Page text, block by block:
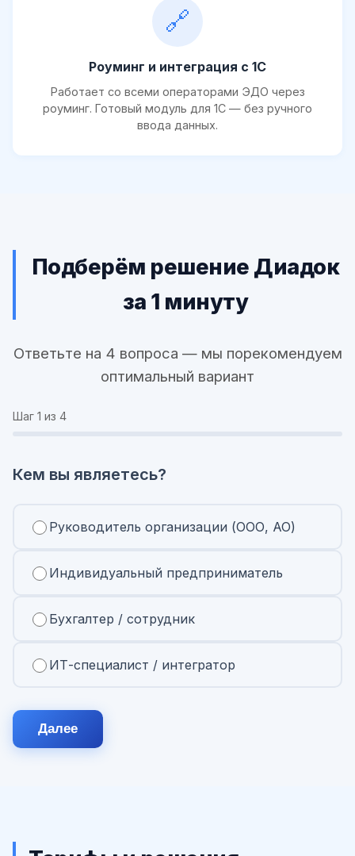
🔗
Роуминг и интеграция с 1С
Работает со всеми операторами ЭДО через
роуминг. Готовый модуль для 1С — без ручного
ввода данных.
Подберём решение Диадок
за 1 минуту
Ответьте на 4 вопроса — мы порекомендуем
оптимальный вариант
Шаг 1 из 4
Кем вы являетесь?
Руководитель организации (ООО, АО)
Индивидуальный предприниматель
Бухгалтер / сотрудник
ИТ-специалист / интегратор
Далее